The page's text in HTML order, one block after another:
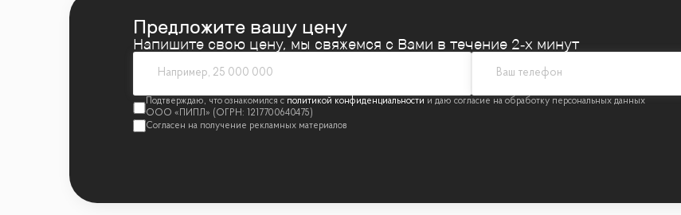
Предложите вашу цену
Напишите свою цену, мы свяжемся с Вами в течение 2‑х минут
политикой конфиденциальности